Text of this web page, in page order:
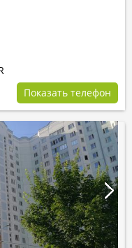
Показать телефон